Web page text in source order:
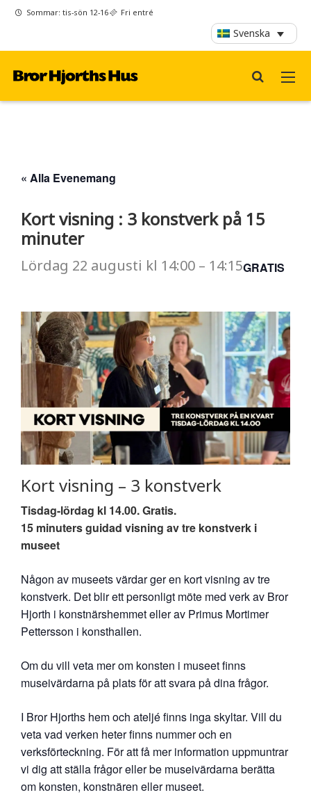
Sommar: tis-sön 12-16 Fri entré
Svenska
« Alla Evenemang
Kort visning : 3 konstverk på 15
minuter
Lördag 22 augusti kl 14:00 – 14:15GRATIS
Kort visning – 3 konstverk
Tisdag-lördag kl 14.00. Gratis.
15 minuters guidad visning av tre konstverk i
museet
Någon av museets värdar ger en kort visning av tre
konstverk. Det blir ett personligt möte med verk av Bror
Hjorth i konstnärshemmet eller av Primus Mortimer
Pettersson i konsthallen.
Om du vill veta mer om konsten i museet finns
museivärdarna på plats för att svara på dina frågor.
I Bror Hjorths hem och ateljé finns inga skyltar. Vill du
veta vad verken heter finns nummer och en
verksförteckning. För att få mer information uppmuntrar
vi dig att ställa frågor eller be museivärdarna berätta
om konsten, konstnären eller museet.